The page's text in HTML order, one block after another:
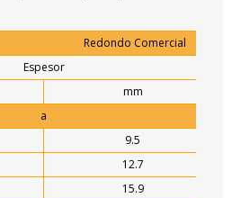
Redondo Comercial
Espesor
mm
a
9.5
12.7
15.9